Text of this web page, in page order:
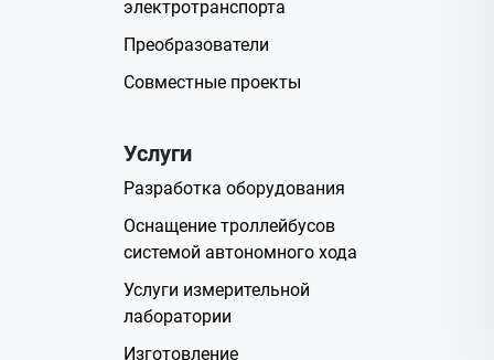
электротранспорта
Преобразователи
Совместные проекты
Услуги
Разработка оборудования
Оснащение троллейбусов
системой автономного хода
Услуги измерительной
лаборатории
Изготовление